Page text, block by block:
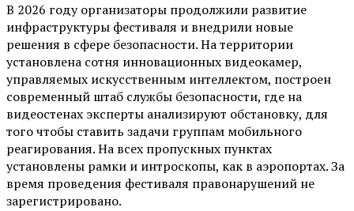
В 2026 году организаторы продолжили развитие
инфраструктуры фестиваля и внедрили новые
решения в сфере безопасности. На территории
установлена сотня инновационных видеокамер,
управляемых искусственным интеллектом, построен
современный штаб службы безопасности, где на
видеостенах эксперты анализируют обстановку, для
того чтобы ставить задачи группам мобильного
реагирования. На всех пропускных пунктах
установлены рамки и интроскопы, как в аэропортах. За
время проведения фестиваля правонарушений не
зарегистрировано.